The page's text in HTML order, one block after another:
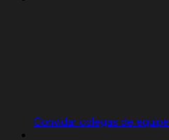
Convidar colegas de equipe